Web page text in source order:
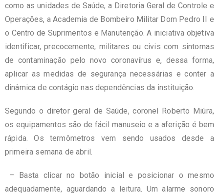
como as unidades de Saúde, a Diretoria Geral de Controle e
Operações, aAcademia de Bombeiro Militar Dom Pedro II e
o Centro de Suprimentos e Manutenção. A iniciativa objetiva
identificar, precocemente, militares ou civis com sintomas
de contaminação pelo novo coronavírus e, dessa forma,
aplicar as medidas de segurança necessárias e conter a
dinâmica de contágio nas dependências da instituição.
Segundo o diretor geral de Saúde, coronel Roberto Miúra,
os equipamentos são de fácil manuseio e a aferição é bem
rápida. Os termômetros vem sendo usados desde a
primeira semana de abril.
– Basta clicar no botão inicial e posicionar o mesmo
adequadamente, aguardando a leitura. Um alarme sonoro